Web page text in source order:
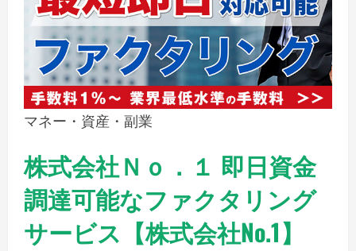
マネー・資産・副業
株式会社Ｎｏ．１ 即日資金
調達可能なファクタリング
サービス【株式会社No.1】